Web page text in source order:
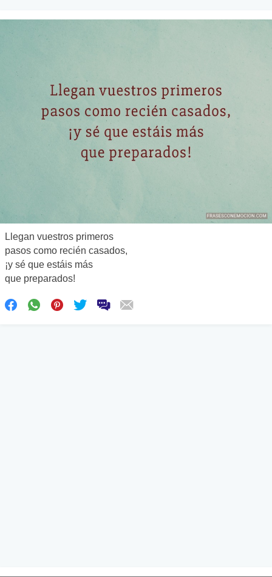
Llegan vuestros primeros
pasos como recién casados,
¡y sé que estáis más
que preparados!